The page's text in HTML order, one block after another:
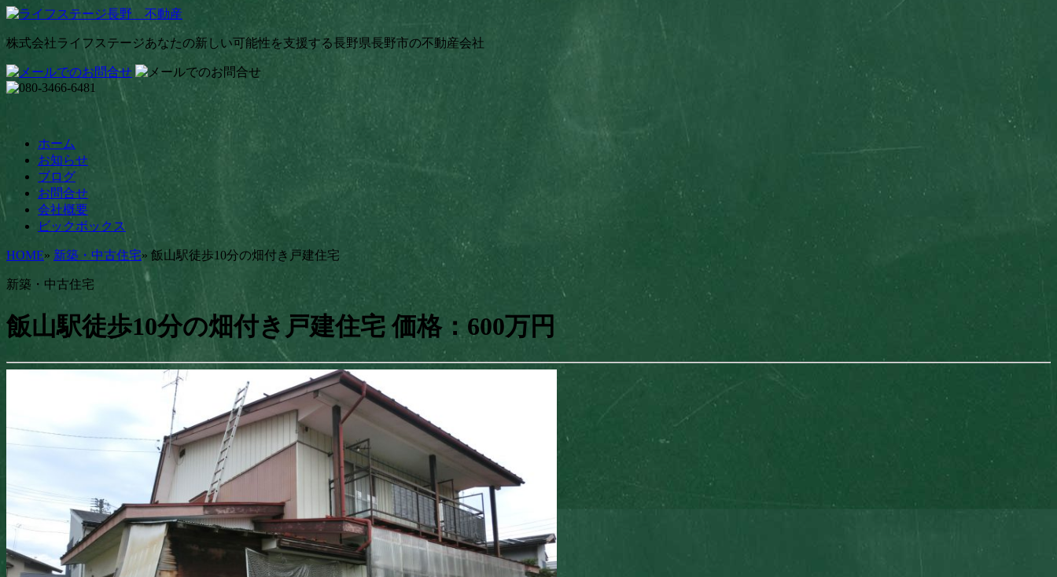
株式会社ライフステージあなたの新しい可能性を支援する長野県長野市の不動産会社
ホーム
お知らせ
ブログ
お問合せ
会社概要
ビックボックス
HOME» 新築・中古住宅» 飯山駅徒歩10分の畑付き戸建住宅
新築・中古住宅
飯山駅徒歩10分の畑付き戸建住宅価格：600万円